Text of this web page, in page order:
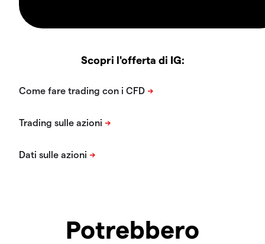
Scopri l'offerta di IG:
Potrebbero